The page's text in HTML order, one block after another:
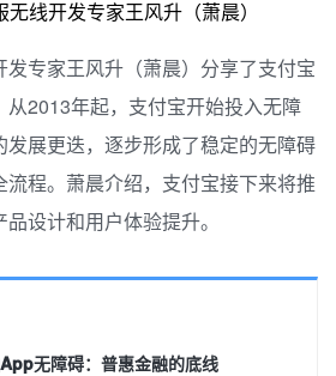
无线开发专家王风升（萧晨）
专家王风升（萧晨）分享了支付宝
2013年起，支付宝开始投入无障
展更迭，逐步形成了稳定的无障碍
流程。萧晨介绍，支付宝接下来将推
设计和用户体验提升。
无障碍：普惠金融的底线